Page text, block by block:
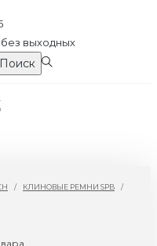
выходных
Поиск
/ КЛИНОВЫЕ РЕМНИ SPB /